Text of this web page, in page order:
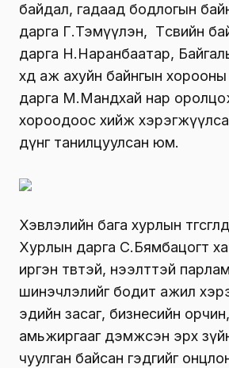
байдал, гадаад бодлогын
дарга Г.Тэмүүлэн, Төсвийн
дарга Н.Наранбаатар,
хөдөө аж ахуйн байнгын хорооны
дарга М.Мандхай нар
хороодоос хийж
дүнг танилцуулсан юм.
Хэвлэлийн бага хурлын
Хурлын дарга С.Бямбацогт
иргэн төвтэй, нээлттэй
шинэчлэлийг бодит ажил
эдийн засаг, бизнесийн
амьжиргааг дэмжсэн эрх
чуулган байсан гэдгийг